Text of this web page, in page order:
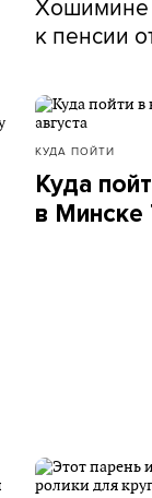
Хошимине
к пенсии
КУДА ПОЙТИ
Куда
в Минске